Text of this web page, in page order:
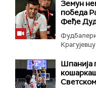
Земун
победа
Феђе
Шпанија